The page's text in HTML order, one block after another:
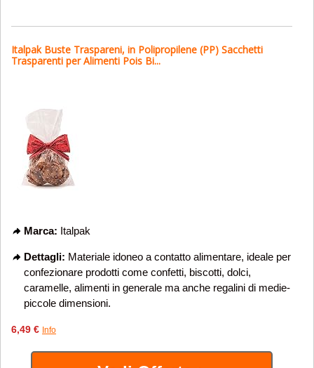
Italpak Buste Traspareni, in Polipropilene (PP) Sacchetti
Trasparenti per Alimenti Pois Bi...
Marca: Italpak
Dettagli: Materiale idoneo a contatto alimentare, ideale per
confezionare prodotti come confetti, biscotti, dolci,
caramelle, alimenti in generale ma anche regalini di medie-
piccole dimensioni.
6,49 € Info